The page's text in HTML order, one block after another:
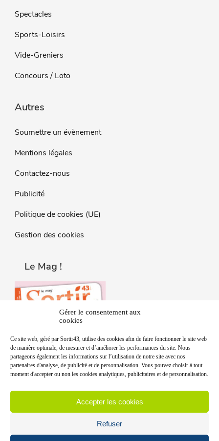
Gérer le consentement aux
cookies
Ce site web, géré par Sortir43, utilise des cookies afin de faire fonctionner le site web
de manière optimale, de mesurer et d’améliorer les performances du site. Nous
partageons également les informations sur l’utilisation de notre site avec nos
partenaires d'analyse, de publicité et de personnalisation. Vous pouvez choisir à tout
moment d'accepter ou non les cookies analytiques, publicitaires et de personnalisation.
Accepter les cookies
Refuser
Spectacles
Sports-Loisirs
Vide-Greniers
Concours / Loto
Autres
Soumettre un évènement
Mentions légales
Contactez-nous
Publicité
Politique de cookies (UE)
Gestion des cookies
Le Mag !